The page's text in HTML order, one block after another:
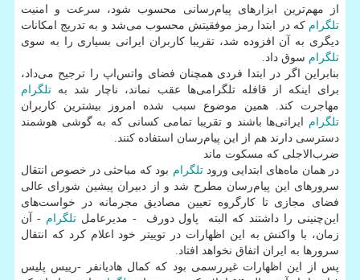
از ‌مهم‌ترین ابزارهای پیام‌رسانی محسوب‌ شود، سرعت و امنیت
تلگرام كه در ابتدا رمز موفقیتش محسوب می‌شد و به تدریج امكانات
دیگری به آن افزوده شد، تقریبا كاربران ایرانی بسیاری را به سوی
تلگرام سوق داد.
بنابراین اگر در ابتدا فردی همچنان فضای واتس‌اپ را ترجیح می‌داد،
برای اینكه از قافله تلگرامی‌ها عقب نماند، ناچار شد به تلگرام
مهاجرت كند. همین موضوع سبب شده امروز بیشترین كاربران
تلگرام ایرانی‌ها باشند و تقریبا تمامی كسانی كه به گوشی هوشمند
دسترسی دارند هم از این پیام‌رسان استفاده كنند.
ضرب‌الاجلی كه مسكوت ماند
در همان ماه‌های ابتدایی ورودتلگرام بود كه مباحثی در خصوص انتقال
سرورهای این پیام‌رسان مطرح شد و از دبیران پیشین شورای عالی
فضای مجازی تا كارگروه تعیین مصادیق مجرمانه در خواست‌های
این‌چنینی را داشتند كه البته پاول دورف - مدیرعاملتلگرام - آن
زمان، با واكنش به این اظهارات در توییتر خود اعلام كرد كه انتقال
سرورها به ایران اتفاق نخواهد افتاد.
پس از این اظهارات غیررسمی بود كه كمال هادیانفر -رییس پلیس